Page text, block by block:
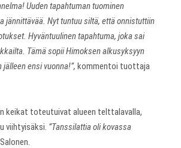
Uuden tapahtuman tuominen
jännittävää. Nyt tuntuu siltä, että onnistuttiin
Hyväntuulinen tapahtuma, joka sai
Tämä sopii Himoksen alkusyksyyn
ensi vuonna!”, kommentoi tuottaja
keikat toteutuivat alueen telttalavalla,
viihtyisäksi. ”Tanssilattia oli kovassa